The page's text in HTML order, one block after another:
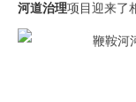
河道治理项目迎来了